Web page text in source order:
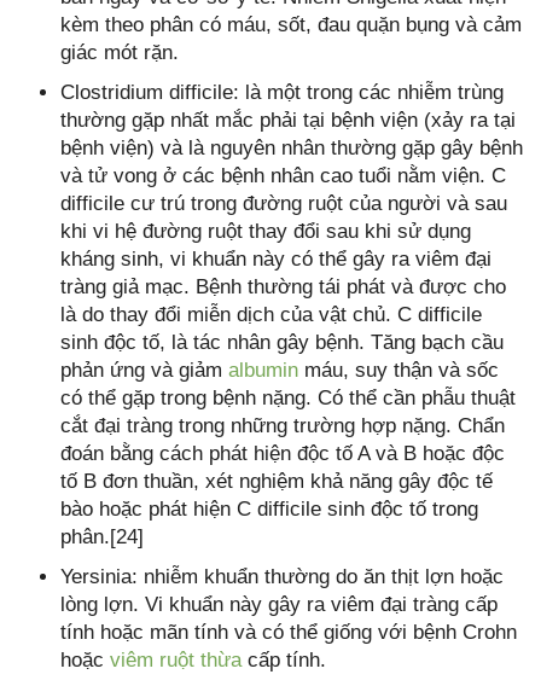
kèm theo phân có máu, sốt, đau quặn bụng và cảm
giác mót rặn.
Clostridium difficile: là một trong các nhiễm trùng
thường gặp nhất mắc phải tại bệnh viện (xảy ra tại
bệnh viện) và là nguyên nhân thường gặp gây bệnh
và tử vong ở các bệnh nhân cao tuổi nằm viện. C
difficile cư trú trong đường ruột của người và sau
khi vi hệ đường ruột thay đổi sau khi sử dụng
kháng sinh, vi khuẩn này có thể gây ra viêm đại
tràng giả mạc. Bệnh thường tái phát và được cho
là do thay đổi miễn dịch của vật chủ. C difficile
sinh độc tố, là tác nhân gây bệnh. Tăng bạch cầu
phản ứng và giảm albumin máu, suy thận và sốc
có thể gặp trong bệnh nặng. Có thể cần phẫu thuật
cắt đại tràng trong những trường hợp nặng. Chẩn
đoán bằng cách phát hiện độc tố A và B hoặc độc
tố B đơn thuần, xét nghiệm khả năng gây độc tế
bào hoặc phát hiện C difficile sinh độc tố trong
phân.[24]
Yersinia: nhiễm khuẩn thường do ăn thịt lợn hoặc
lòng lợn. Vi khuẩn này gây ra viêm đại tràng cấp
tính hoặc mãn tính và có thể giống với bệnh Crohn
hoặc viêm ruột thừacấp tính.